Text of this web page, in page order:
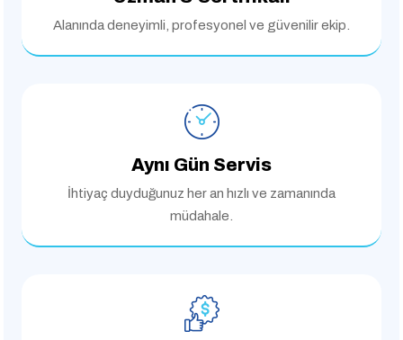
Alanında deneyimli, profesyonel ve güvenilir ekip.
Aynı Gün Servis
İhtiyaç duyduğunuz her an hızlı ve zamanında
müdahale.